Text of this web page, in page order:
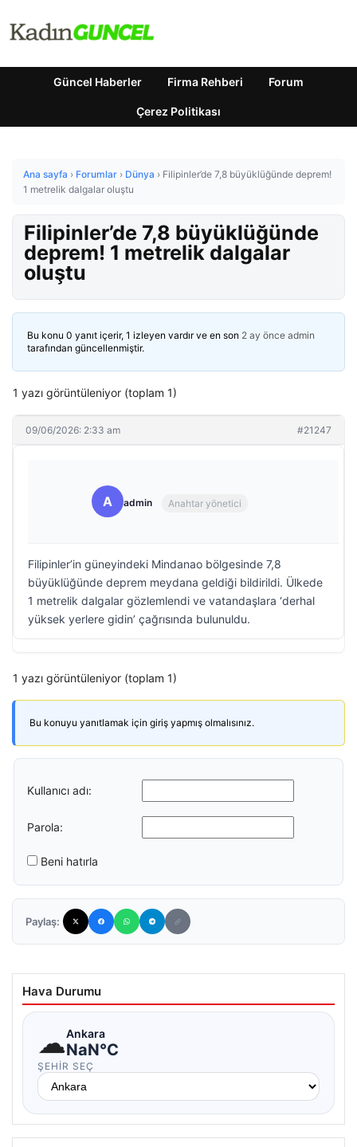
Güncel Haberler Firma Rehberi Forum
Çerez Politikası
Ana sayfa › Forumlar › Dünya › Filipinler’de 7,8 büyüklüğünde deprem!
1 metrelik dalgalar oluştu
Filipinler’de 7,8 büyüklüğünde
deprem! 1 metrelik dalgalar
oluştu
Bu konu 0 yanıt içerir, 1 izleyen vardır ve en son 2 ay önce admin
tarafından güncellenmiştir.
1 yazı görüntüleniyor (toplam 1)
09/06/2026: 2:33 am #21247
A admin Anahtar yönetici
Filipinler’in güneyindeki Mindanao bölgesinde 7,8
büyüklüğünde deprem meydana geldiği bildirildi. Ülkede
1 metrelik dalgalar gözlemlendi ve vatandaşlara ‘derhal
yüksek yerlere gidin’ çağrısında bulunuldu.
1 yazı görüntüleniyor (toplam 1)
Bu konuyu yanıtlamak için giriş yapmış olmalısınız.
Kullanıcı adı:
Parola:
Beni hatırla
Paylaş:
Hava Durumu
☁Ankara
NaN°C
ŞEHIR SEÇ